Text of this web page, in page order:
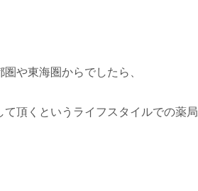
や東海圏からでしたら、
頂くというライフスタイルでの薬局